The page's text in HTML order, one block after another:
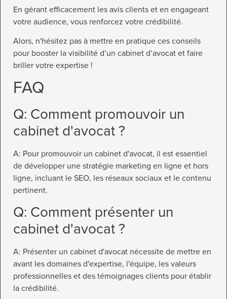
En gérant efficacement les avis clients et en engageant
votre audience, vous renforcez votre crédibilité.
Alors, n'hésitez pas à mettre en pratique ces conseils
pour booster la visibilité d’un cabinet d’avocat et faire
briller votre expertise !
FAQ
Q: Comment promouvoir un
cabinet d'avocat ?
A: Pour promouvoir un cabinet d'avocat, il est essentiel
de développer une stratégie marketing en ligne et hors
ligne, incluant le SEO, les réseaux sociaux et le contenu
pertinent.
Q: Comment présenter un
cabinet d'avocat ?
A: Présenter un cabinet d'avocat nécessite de mettre en
avant les domaines d'expertise, l'équipe, les valeurs
professionnelles et des témoignages clients pour établir
la crédibilité.